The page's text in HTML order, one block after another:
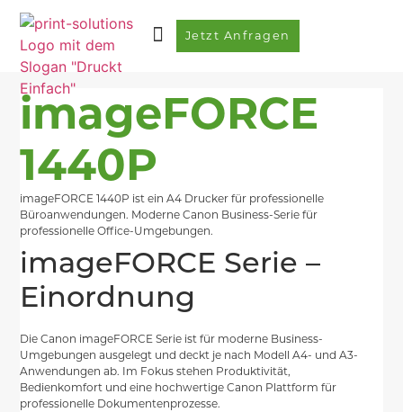
Jetzt Anfragen
imageFORCE
1440P
imageFORCE 1440P ist ein A4 Drucker für professionelle
Büroanwendungen. Moderne Canon Business-Serie für
professionelle Office-Umgebungen.
imageFORCE Serie –
Einordnung
Die Canon imageFORCE Serie ist für moderne Business-
Umgebungen ausgelegt und deckt je nach Modell A4- und A3-
Anwendungen ab. Im Fokus stehen Produktivität,
Bedienkomfort und eine hochwertige Canon Plattform für
professionelle Dokumentenprozesse.